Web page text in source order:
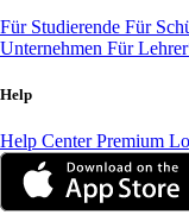
Für Studierende Für
Unternehmen Für
Help
Help CenterPremium